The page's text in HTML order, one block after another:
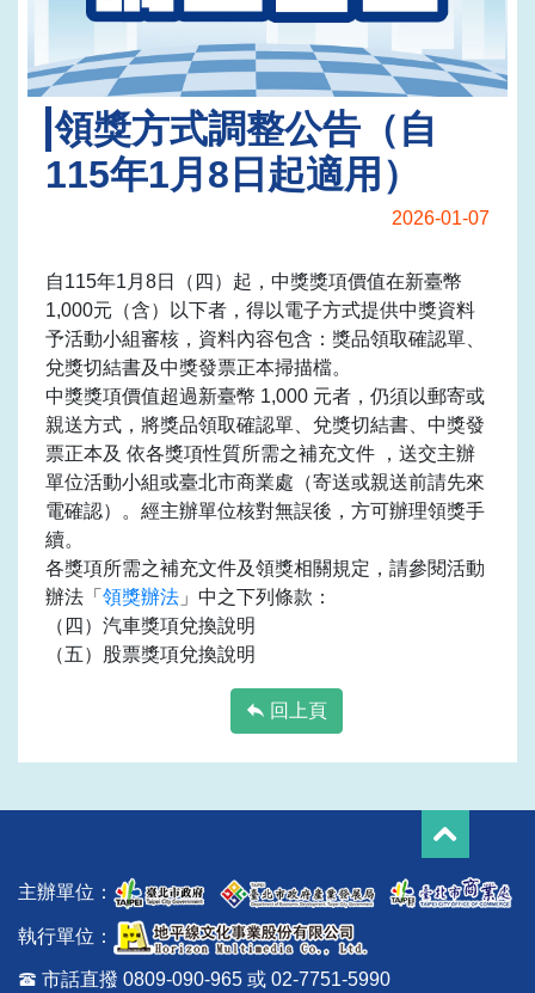
領獎方式調整公告（自
115年1月8日起適用）
2026-01-07
自115年1月8日（四）起，中獎獎項價值在新臺幣
1,000元（含）以下者，得以電子方式提供中獎資料
予活動小組審核，資料內容包含：獎品領取確認單、
兌獎切結書及中獎發票正本掃描檔。
中獎獎項價值超過新臺幣 1,000 元者，仍須以郵寄或
親送方式，將獎品領取確認單、兌獎切結書、中獎發
票正本及 依各獎項性質所需之補充文件 ，送交主辦
單位活動小組或臺北市商業處（寄送或親送前請先來
電確認）。經主辦單位核對無誤後，方可辦理領獎手
續。
各獎項所需之補充文件及領獎相關規定，請參閱活動
辦法「 領獎辦法 」中之下列條款：
（四）汽車獎項兌換說明
（五）股票獎項兌換說明
回上頁
主辦單位：
執行單位：
市話直撥 0809-090-965 或 02-7751-5990